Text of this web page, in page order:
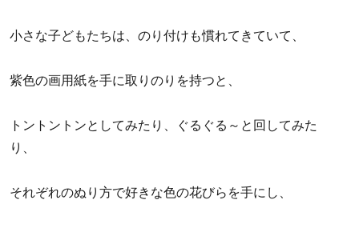
小さな子どもたちは、のり付けも慣れてきていて、
紫色の画用紙を手に取りのりを持つと、
トントントンとしてみたり、ぐるぐる～と回してみた
り、
それぞれのぬり方で好きな色の花びらを手にし、